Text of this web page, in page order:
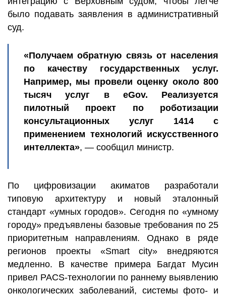
было подавать заявления в административный
суд.
«Получаем обратную связь от населения
по качеству государственных услуг.
Например, мы провели оценку около 800
тысяч услуг в eGov. Реализуется
пилотный проект по роботизации
консультационных услуг 1414 с
применением технологий искусственного
интеллекта», — сообщил министр.
По цифровизации акиматов разработали
типовую архитектуру и новый эталонный
стандарт «умных городов». Сегодня по «умному
городу» предъявлены базовые требования по 25
приоритетным направлениям. Однако в ряде
регионов проекты «Smart city» внедряются
медленно. В качестве примера Багдат Мусин
привел PACS-технологии по раннему выявлению
онкологических заболеваний, системы фото- и